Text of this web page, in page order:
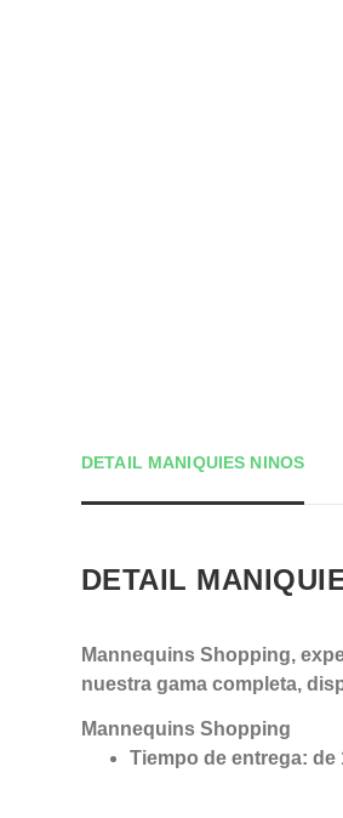
DETAIL MANIQUIES NINOS
DETAIL
Mannequins Shopping,
nuestra gama completa,
Mannequins Shopping
Tiempo de entrega: de